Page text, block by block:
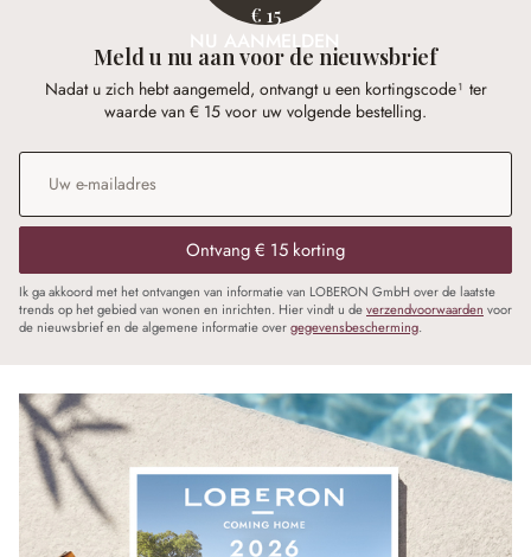
€ 15
NU AANMELDEN
Meld u nu aan voor de nieuwsbrief
Nadat u zich hebt aangemeld, ontvangt u een kortingscode¹ ter
waarde van € 15 voor uw volgende bestelling.
E-mailadres
Ontvang € 15 korting
Ik ga akkoord met het ontvangen van informatie van LOBERON GmbH over de laatste
trends op het gebied van wonen en inrichten. Hier vindt u deverzendvoorwaarden voor
de nieuwsbrief en de algemene informatie overgegevensbescherming.